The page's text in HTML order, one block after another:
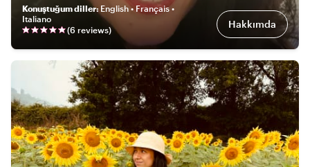
Konuştuğum diller: English • Français •
Italiano
(6 reviews) Hakkımda